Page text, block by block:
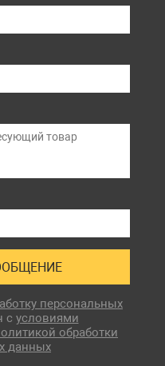
персональных
с условиями
обработки
данных